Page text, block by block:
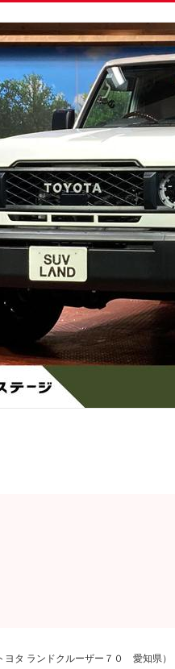
ヨタ ランドクルーザー７０ 愛知県）